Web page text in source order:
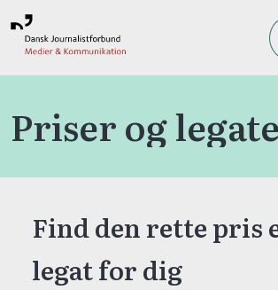
Priser og
Find den rette pris
legat for dig